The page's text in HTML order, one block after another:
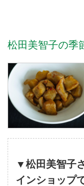
松田美智子の季
▼松田美智子
インショップ